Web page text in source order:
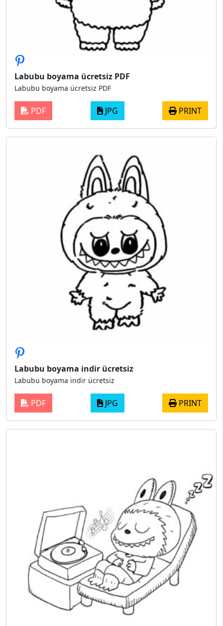
Labubu boyama ücretsiz PDF
Labubu boyama ücretsiz PDF
PDF JPG PRINT
Labubu boyama indir ücretsiz
Labubu boyama indir ücretsiz
PDF JPG PRINT